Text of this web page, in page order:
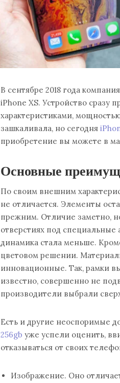
В сентябре 2018 года
iPhone XS. Устройство сразу
характеристиками,
зашкаливала, но сегодня
приобретение вы можете в
Основные
По своим внешним
не отличается. Элементы
прежним. Отличие заметно,
отверстиях под
динамика стала меньше.
цветовом решении.
инновационные. Так, рамки
известно, совершенно не
производители выбрали
Есть и другие неоспоримые
256gb уже успели оценить,
отказываться от своих
Изображение. Оно